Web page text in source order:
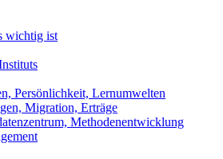
wichtig ist
Persönlichkeit, Lernumwelten
Migration, Erträge
Methodenentwicklung